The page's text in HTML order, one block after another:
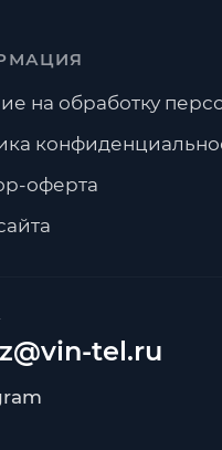
tel.ru
на обработку
оферта